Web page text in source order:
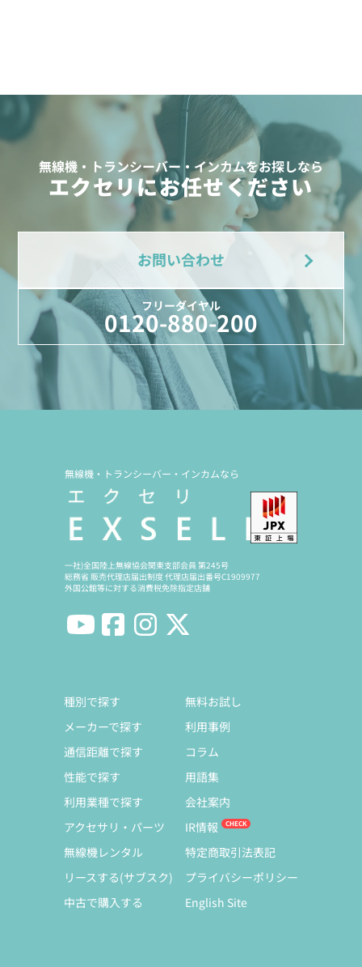
無線機・トランシーバー・インカムをお探しなら
エクセリにお任せください
お問い合わせ
フリーダイヤル
0120-880-200
無線機・トランシーバー・インカムなら
一社)全国陸上無線協会関東支部会員 第245号
総務省 販売代理店届出制度 代理店届出番号C1909977
外国公館等に対する消費税免除指定店舗
種別で探す
メーカーで探す
通信距離で探す
性能で探す
利用業種で探す
アクセサリ・パーツ
無線機レンタル
リースする(サブスク)
中古で購入する
無料お試し
利用事例
コラム
用語集
会社案内
IR情報
特定商取引法表記
プライバシーポリシー
English Site